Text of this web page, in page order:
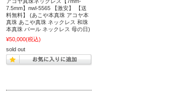
7.5mm】nwl-5565 【激安】 【送
料無料】 (あこや本真珠 アコヤ本
真珠 あこや真珠 ネックレス 和珠
本真珠 パール ネックレス 母の日)
¥50,000(税込)
sold out